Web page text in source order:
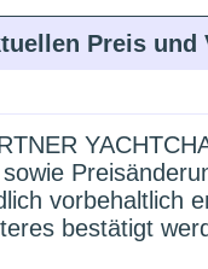
Preis
vorbehaltlich
bestätigt